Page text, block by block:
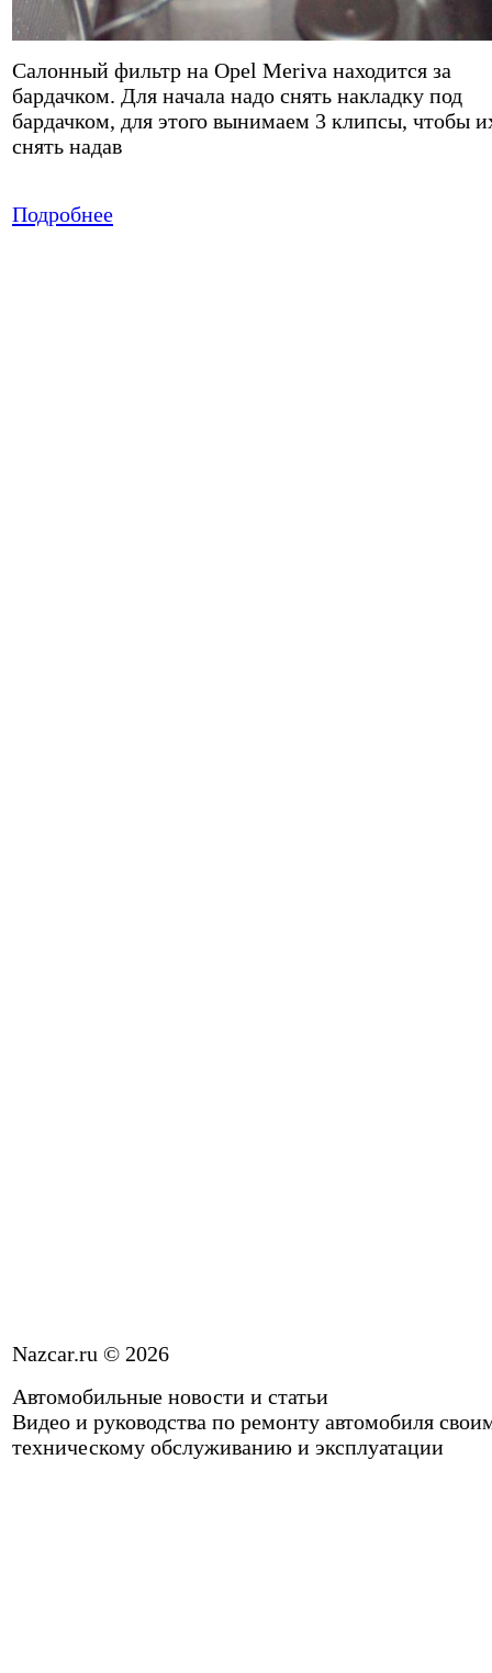
Салонный фильтр на Opel Meriva находится за
бардачком. Для начала надо снять накладку под
бардачком, для этого вынимаем 3 клипсы, чтобы
снять надав
Подробнее
Nazcar.ru © 2026
Автомобильные новости и статьи
Видео и руководства по ремонту автомобиля
техническому обслуживанию и эксплуатации